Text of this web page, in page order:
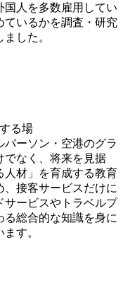
国人を多数雇用してい
ているかを調査・研究
した。
る場
ーソン・空港のグラ
でなく、将来を見据
人材」を育成する教育
、接客サービスだけに
サービスやトラベルプ
総合的な知識を身に
す。